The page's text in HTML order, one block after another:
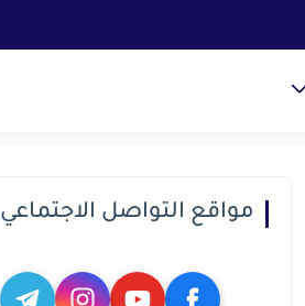
مواقع التواصل الاجتماعي